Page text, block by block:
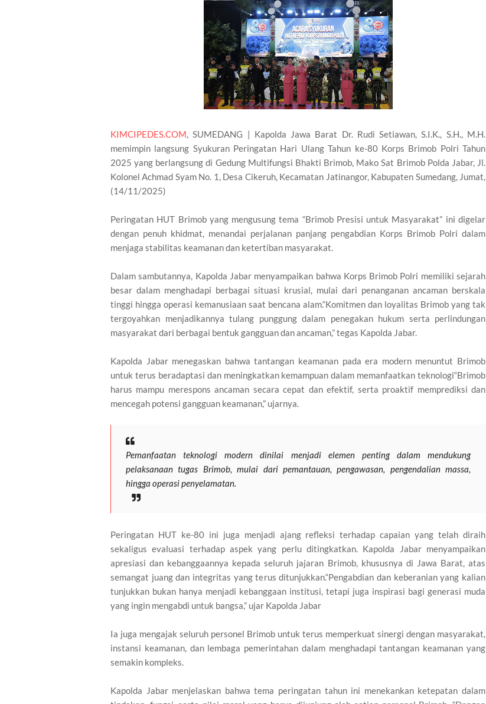
KIMCIPEDES.COM, SUMEDANG | Kapolda Jawa Barat Dr. Rudi Setiawan, S.I.K., S.H., M.H.
memimpin langsung Syukuran Peringatan Hari Ulang Tahun ke-80 Korps Brimob Polri Tahun
2025 yang berlangsung di Gedung Multifungsi Bhakti Brimob, Mako Sat Brimob Polda Jabar, Jl.
Kolonel Achmad Syam No. 1, Desa Cikeruh, Kecamatan Jatinangor, Kabupaten Sumedang, Jumat,
(14/11/2025)
Peringatan HUT Brimob yang mengusung tema “Brimob Presisi untuk Masyarakat” ini digelar
dengan penuh khidmat, menandai perjalanan panjang pengabdian Korps Brimob Polri dalam
menjaga stabilitas keamanan dan ketertiban masyarakat.
Dalam sambutannya, Kapolda Jabar menyampaikan bahwa Korps Brimob Polri memiliki sejarah
besar dalam menghadapi berbagai situasi krusial, mulai dari penanganan ancaman berskala
tinggi hingga operasi kemanusiaan saat bencana alam.“Komitmen dan loyalitas Brimob yang tak
tergoyahkan menjadikannya tulang punggung dalam penegakan hukum serta perlindungan
masyarakat dari berbagai bentuk gangguan dan ancaman,” tegas Kapolda Jabar.
Kapolda Jabar menegaskan bahwa tantangan keamanan pada era modern menuntut Brimob
untuk terus beradaptasi dan meningkatkan kemampuan dalam memanfaatkan teknologi“Brimob
harus mampu merespons ancaman secara cepat dan efektif, serta proaktif memprediksi dan
mencegah potensi gangguan keamanan,” ujarnya.
Pemanfaatan teknologi modern dinilai menjadi elemen penting dalam mendukung
pelaksanaan tugas Brimob, mulai dari pemantauan, pengawasan, pengendalian massa,
hingga operasi penyelamatan.
Peringatan HUT ke-80 ini juga menjadi ajang refleksi terhadap capaian yang telah diraih
sekaligus evaluasi terhadap aspek yang perlu ditingkatkan. Kapolda Jabar menyampaikan
apresiasi dan kebanggaannya kepada seluruh jajaran Brimob, khususnya di Jawa Barat, atas
semangat juang dan integritas yang terus ditunjukkan.“Pengabdian dan keberanian yang kalian
tunjukkan bukan hanya menjadi kebanggaan institusi, tetapi juga inspirasi bagi generasi muda
yang ingin mengabdi untuk bangsa,” ujar Kapolda Jabar
Ia juga mengajak seluruh personel Brimob untuk terus memperkuat sinergi dengan masyarakat,
instansi keamanan, dan lembaga pemerintahan dalam menghadapi tantangan keamanan yang
semakin kompleks.
Kapolda Jabar menjelaskan bahwa tema peringatan tahun ini menekankan ketepatan dalam